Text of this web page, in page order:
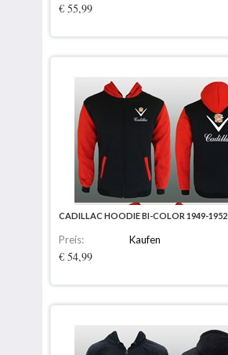
€ 55,99
CADILLAC HOODIE BI-COLOR 1949-1952
Preis:
€ 54,99
Kaufen